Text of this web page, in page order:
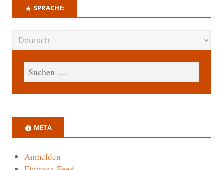
SPRACHE:
META
Anmelden